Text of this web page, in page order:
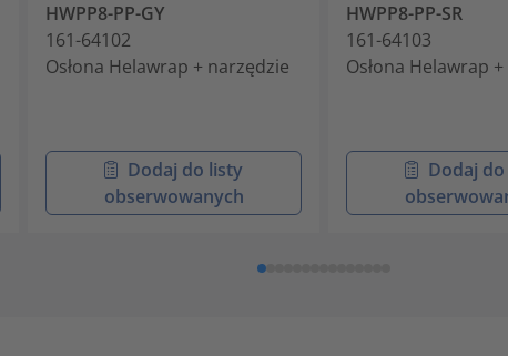
HWPP8-PP-GY
161-64102
Osłona Helawrap + narzędzie
Dodaj do listy
obserwowanych
HWPP8-PP-SR
161-64103
Osłona Helawrap
Dodaj